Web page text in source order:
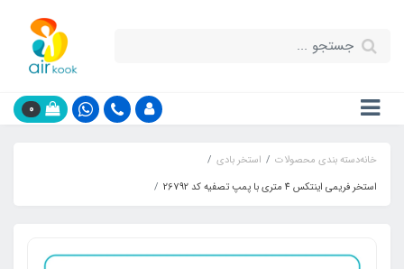
0
خانهدسته بندی محصولات
استخر بادی
استخر فریمی اینتکس 4 متری با پمپ تصفیه کد 26792